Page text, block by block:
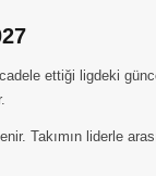
ettiği ligdeki
Takımın liderle